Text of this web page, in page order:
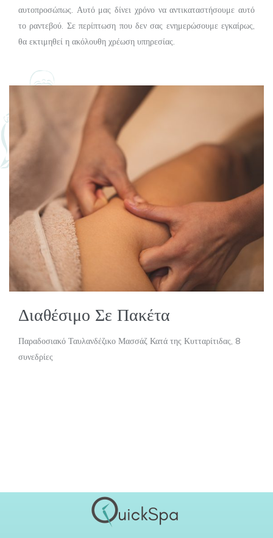
αυτοπροσώπως. Αυτό μας δίνει χρόνο να αντικαταστήσουμε αυτό
το ραντεβού. Σε περίπτωση που δεν σας ενημερώσουμε εγκαίρως,
θα εκτιμηθεί η ακόλουθη χρέωση υπηρεσίας.
Διαθέσιμο Σε Πακέτα
Παραδοσιακό Ταυλανδέζικο Μασσάζ Κατά της Κυτταρίτιδας, 8
συνεδρίες